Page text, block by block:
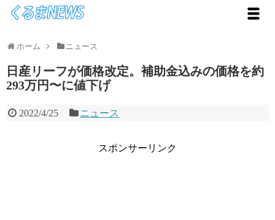
ホーム ニュース
日産リーフが価格改定。補助金込みの価格を約
293万円〜に値下げ
2022/4/25 ニュース
スポンサーリンク